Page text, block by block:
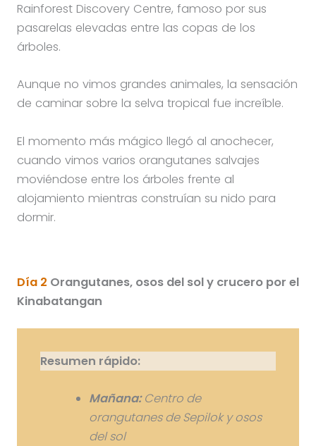
Rainforest Discovery Centre, famoso por sus
pasarelas elevadas entre las copas de los
árboles.
Aunque no vimos grandes animales, la sensación
de caminar sobre la selva tropical fue increíble.
El momento más mágico llegó al anochecer,
cuando vimos varios orangutanes salvajes
moviéndose entre los árboles frente al
alojamiento mientras construían su nido para
dormir.
Día 2 Orangutanes, osos del sol y crucero por el
Kinabatangan
Resumen rápido:
Mañana:Centro de
orangutanes de Sepilok y osos
del sol